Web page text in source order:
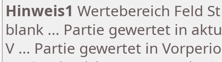
Hinweis1 Wertebereich Feld
blank ... Partie gewertet in
V ... Partie gewertet in